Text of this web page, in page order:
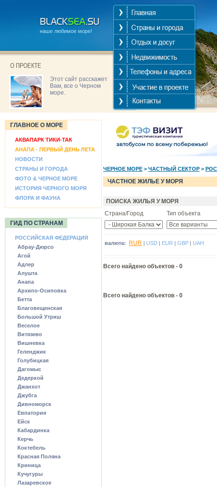
наше любимое море!
Этот сайт расскажет
Вам, все о Черном
море.
ГЛАВНОЕ О МОРЕ
АКВАПАРК ТИКИ-ТАК
АНАПА - ПЕРВЫЙ ДЕНЬ ЛЕТА
НОВОСТИ
СТРАНЫ И ГОРОДА
ФОТО & ЧЕРНОЕ МОРЕ
ИСТОРИЯ ЧЕРНОГО МОРЯ
ФЛОРА И ФАУНА
ГИД ПО СТРАНАМ
РОССИЙСКАЯ ФЕДЕРАЦИЯ
Абрау-Дюрсо
Агой
Адлер
Алушта
Анапа
Архипо-Осиповка
Бетта
Благовещенская
Большой Утриш
Веселое
Витязево
Вишневка
Геленджик
Голубицкая
Дагомыс
Дедеркой
Джанхот
Джубга
Дивноморск
Евпатория
Ейск
Кабардинка
Керчь
Коктебель
Красная Поляна
Криница
Кучугуры
Лазаревское
ЧЕРНОЕ МОРЕ > ЧАСТНЫЙ СЕКТОР >
ЧАСТНОЕ ЖИЛЬЕ У МОРЯ
ПОИСКА ЖИЛЬЯ У МОРЯ
Страна/Город
Тип объекта
валюта: RUR | USD | EUR | GBP | UAH
Всего найдено объектов - 0
Всего найдено объектов - 0